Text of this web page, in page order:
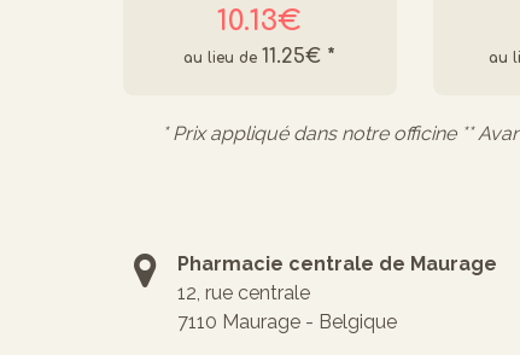
10.13€
11.25€ *
* Prix appliqué dans notre officine **
Pharmacie centrale de Maurage
12, rue centrale
7110 Maurage - Belgique